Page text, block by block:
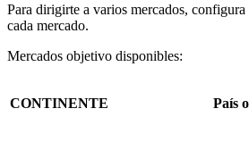
Para dirigirte a varios mercados, configura
cada mercado.
Mercados objetivo disponibles:
CONTINENTE País